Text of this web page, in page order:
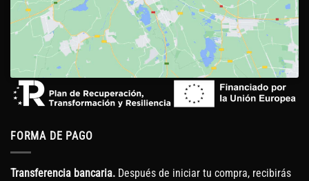
FORMA DE PAGO
Transferencia bancaria. Después de iniciar tu compra, recibirás